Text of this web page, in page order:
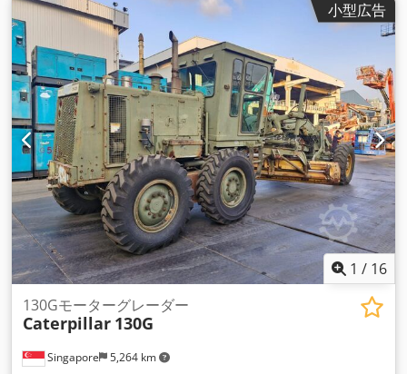
小型広告
1 / 16
Singapore 5,264 km
130Gモーターグレーダー
Caterpillar 130G